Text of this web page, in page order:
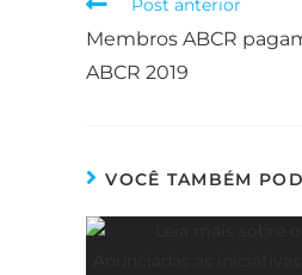
Post anterior
Membros ABCR
ABCR 2019
VOCÊ TAMBÉM